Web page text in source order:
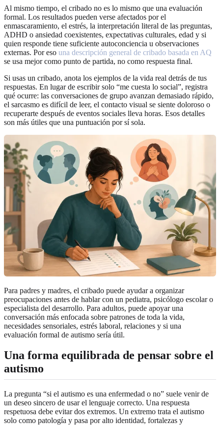
Al mismo tiempo, el cribado no es lo mismo que una evaluación
formal. Los resultados pueden verse afectados por el
enmascaramiento, el estrés, la interpretación literal de las preguntas,
ADHD o ansiedad coexistentes, expectativas culturales, edad y si
quien responde tiene suficiente autoconciencia u observaciones
externas. Por eso una descripción general de cribado basada en AQ
se usa mejor como punto de partida, no como respuesta final.
Si usas un cribado, anota los ejemplos de la vida real detrás de tus
respuestas. En lugar de escribir solo “me cuesta lo social”, registra
qué ocurre: las conversaciones de grupo avanzan demasiado rápido,
el sarcasmo es difícil de leer, el contacto visual se siente doloroso o
recuperarte después de eventos sociales lleva horas. Esos detalles
son más útiles que una puntuación por sí sola.
Para padres y madres, el cribado puede ayudar a organizar
preocupaciones antes de hablar con un pediatra, psicólogo escolar o
especialista del desarrollo. Para adultos, puede apoyar una
conversación más enfocada sobre patrones de toda la vida,
necesidades sensoriales, estrés laboral, relaciones y si una
evaluación formal de autismo sería útil.
Una forma equilibrada de pensar sobre el
autismo
La pregunta “si el autismo es una enfermedad o no” suele venir de
un deseo sincero de usar el lenguaje correcto. Una respuesta
respetuosa debe evitar dos extremos. Un extremo trata el autismo
solo como patología y pasa por alto identidad, fortalezas y